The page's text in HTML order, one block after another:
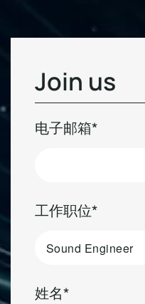
Join us
电子邮箱
工作职位
姓名